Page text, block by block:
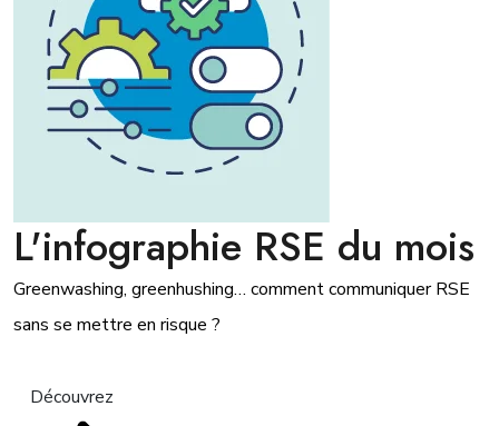
L'infographie RSE du mois
Greenwashing, greenhushing… comment communiquer RSE
sans se mettre en risque ?
Découvrez